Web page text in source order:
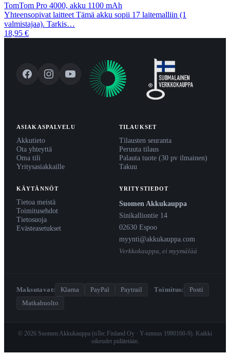
TomTom Pro 4000, akku 1100 mAh
Yhteensopivat laitteet Tämä akku sopii 17 laitemalliin (1
valmistajaa). Tarkis…
18,95 €
ASIAKASPALVELU
Akkutieto
Ota yhteyttä
Oma tili
Yritysasiakkaille
TILAUKSET
Tilausten seuranta
Peruuta tilaus
Palauta tuote (30 pv ilmainen)
Takuu
KÄYTÄNNÖT
Tietoa meistä
Toimitusehdot
Tietosuoja
Evästeasetukset
YRITYSTIEDOT
Suomen Akkukauppa
Sinikalliontie 14
02630 Espoo
myynti@akkukauppa.com
Verkkokauppa, ei myymälää
Maksutavat: Klarna PayPal Paytrail · Toimitus:
Posti
Matkahuolto
© 2026 Suomen Akkukauppa (nTec Finland Oy · Y-tunnus 1980160-9). Kaikki
oikeudet pidätetään.